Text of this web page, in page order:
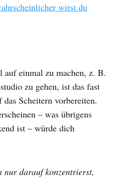
wirst du
auf einmal zu machen, z. B.
zu gehen, ist das fast
Scheitern vorbereiten.
– was übrigens
ist – würde dich
nur darauf konzentrierst,